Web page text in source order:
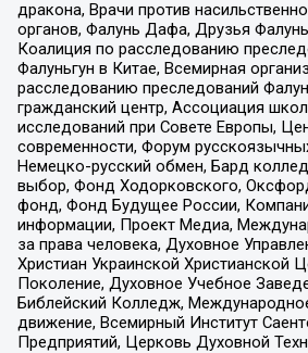
дракона, Врачи против
органов, Фалунь Дафа, Друзья
Коалиция по расследованию
Фалуньгун в Китае, Всемирная
расследованию преследований
гражданский центр, Ассоциация
исследований при Совете Европы,
современности, Форум
Немецко-русский обмен, Бард
выбор, Фонд Ходорковского,
фонд, Фонд Будущее России,
информации, Проект Медиа,
за права человека, Духовное
Христиан Украинской Христианской
Поколение, Духовное Учебное
Библейский Колледж,
движение, Всемирный Институт
Предприятий, Церковь Духовной